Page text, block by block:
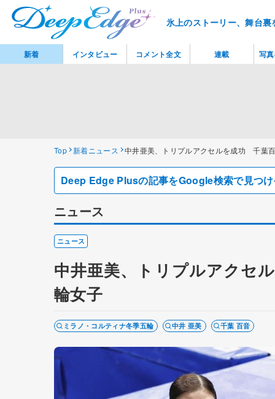
氷上のストーリー、舞台
Top 新着ニュース 中井亜美、トリプルアクセルを成功 千葉
Deep Edge Plusの記事をGoogle検索で見つ
ニュース
ニュース
中井亜美、トリプルアクセ
輪女子
ミラノ・コルティナ冬季五輪 中井 亜美 千葉 百音
新着 インタビュー コメント全文 連載 写